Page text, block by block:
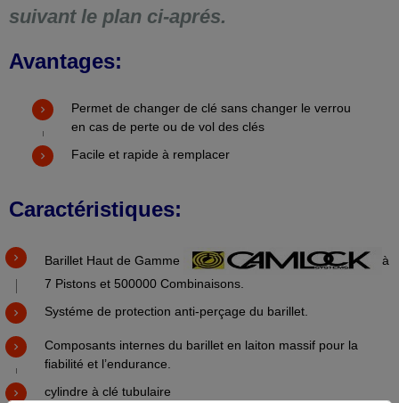
suivant le plan ci-aprés.
Avantages:
Permet de changer de clé sans changer le verrou
en cas de perte ou de vol des clés
Facile et rapide à remplacer
Caractéristiques:
Barillet Haut de Gamme
à
7 Pistons et 500000 Combinaisons.
Systéme de protection anti-perçage du barillet.
Composants internes du barillet en laiton massif pour la
fiabilité et l’endurance.
cylindre à clé tubulaire